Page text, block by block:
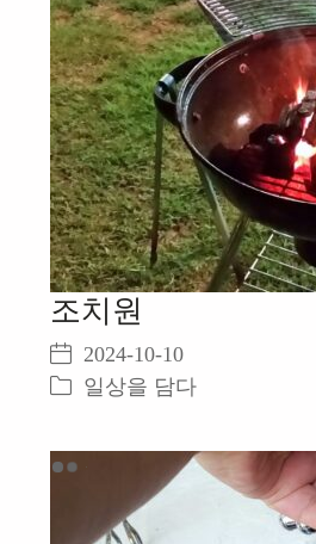
조치원
2024-10-10
일상을 담다